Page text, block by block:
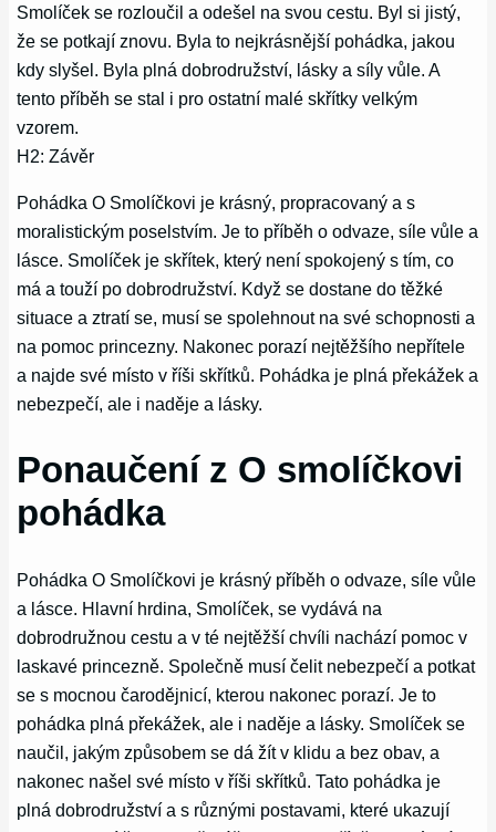
Smolíček se rozloučil a odešel na svou cestu. Byl si jistý,
že se potkají znovu. Byla to nejkrásnější pohádka, jakou
kdy slyšel. Byla plná dobrodružství, lásky a síly vůle. A
tento příběh se stal i pro ostatní malé skřítky velkým
vzorem.
H2: Závěr
Pohádka O Smolíčkovi je krásný, propracovaný a s
moralistickým poselstvím. Je to příběh o odvaze, síle vůle a
lásce. Smolíček je skřítek, který není spokojený s tím, co
má a touží po dobrodružství. Když se dostane do těžké
situace a ztratí se, musí se spolehnout na své schopnosti a
na pomoc princezny. Nakonec porazí nejtěžšího nepřítele
a najde své místo v říši skřítků. Pohádka je plná překážek a
nebezpečí, ale i naděje a lásky.
Ponaučení z O smolíčkovi
pohádka
Pohádka O Smolíčkovi je krásný příběh o odvaze, síle vůle
a lásce. Hlavní hrdina, Smolíček, se vydává na
dobrodružnou cestu a v té nejtěžší chvíli nachází pomoc v
laskavé princezně. Společně musí čelit nebezpečí a potkat
se s mocnou čarodějnicí, kterou nakonec porazí. Je to
pohádka plná překážek, ale i naděje a lásky. Smolíček se
naučil, jakým způsobem se dá žít v klidu a bez obav, a
nakonec našel své místo v říši skřítků. Tato pohádka je
plná dobrodružství a s různými postavami, které ukazují